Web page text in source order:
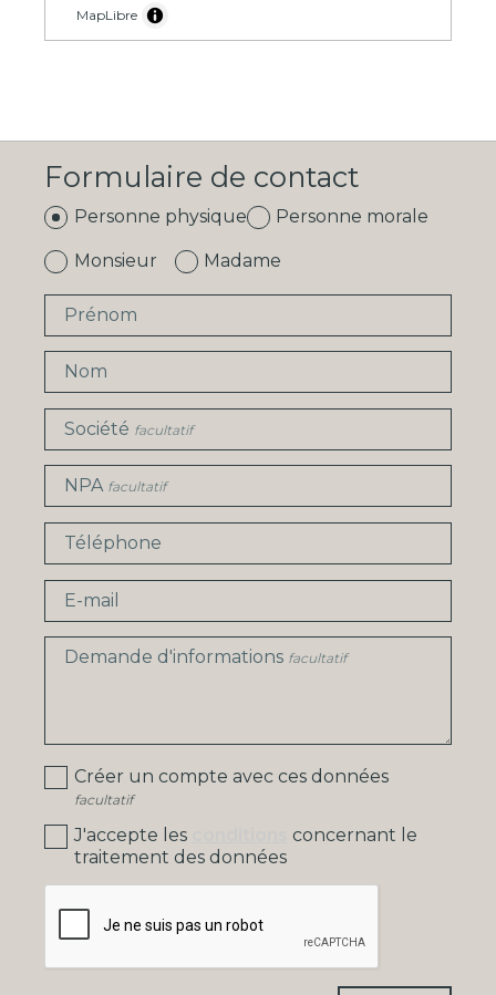
MapLibre
Formulaire de contact
Personne physique Personne morale
Monsieur Madame
Prénom
Nom
Société facultatif
NPA facultatif
Téléphone
E-mail
Demande d'informations facultatif
Créer un compte avec ces données
facultatif
J'accepte les
concernant le
traitement des données